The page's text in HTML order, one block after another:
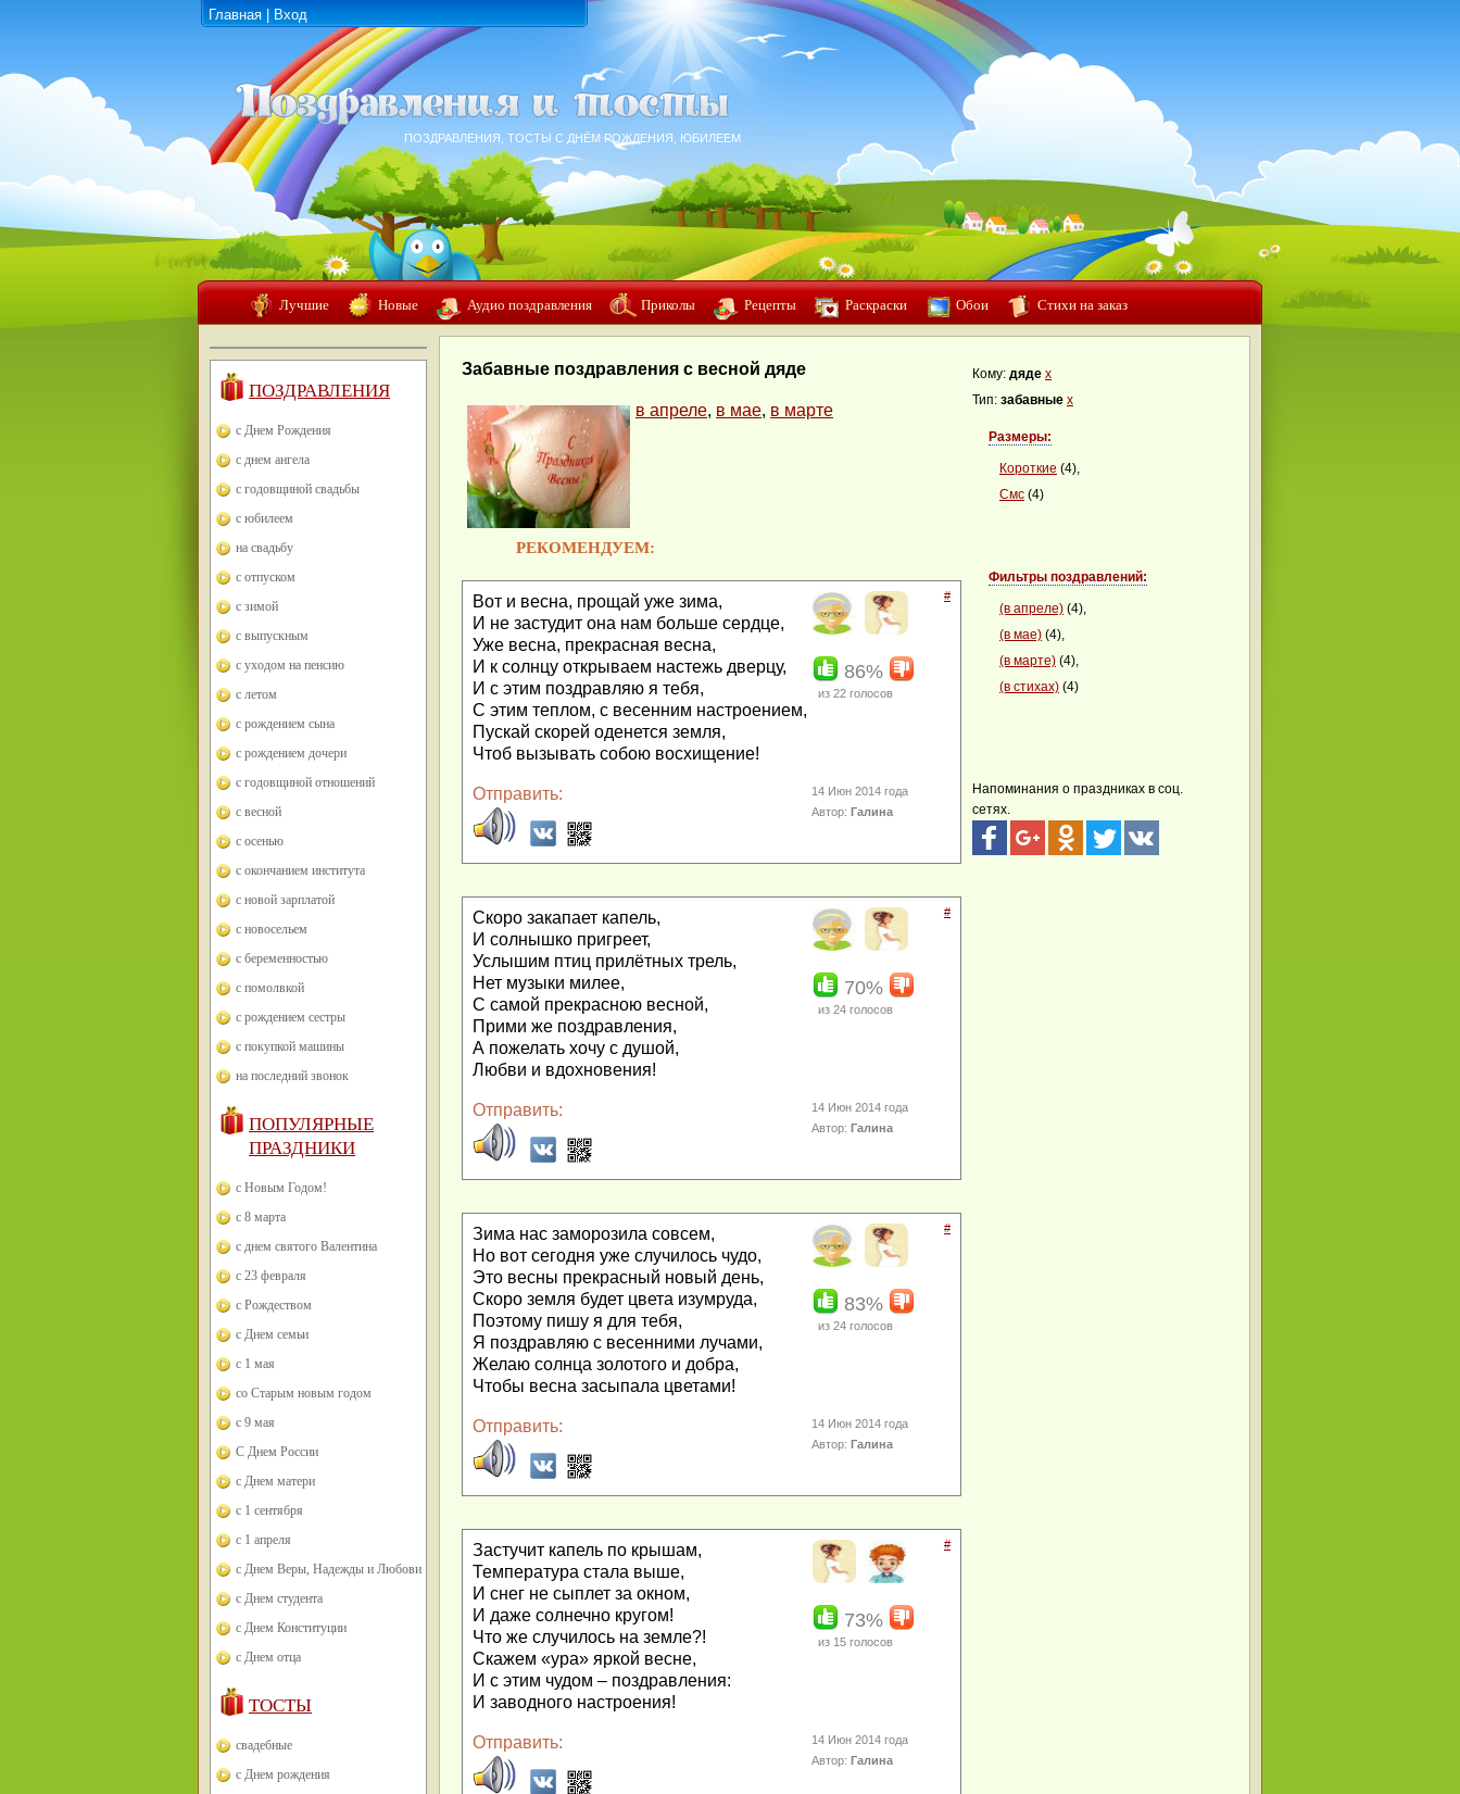
Главная Вход
ПОЗДРАВЛЕНИЯ, ТОСТЫ С ДНЁМ РОЖДЕНИЯ, ЮБИЛЕЕМ
Лучшие Новые Аудио поздравления Приколы Рецепты Раскраски Обои Стихи на заказ
ПОЗДРАВЛЕНИЯ
с Днем Рождения
с днем ангела
с годовщиной свадьбы
с юбилеем
на свадьбу
с отпуском
с зимой
с выпускным
с уходом на пенсию
с летом
с рождением сына
с рождением дочери
с годовщиной отношений
с весной
с осенью
с окончанием института
с новой зарплатой
с новосельем
с беременностью
с помолвкой
с рождением сестры
с покупкой машины
на последний звонок
ПОПУЛЯРНЫЕ
ПРАЗДНИКИ
с Новым Годом!
с 8 марта
с днем святого Валентина
с 23 февраля
с Рождеством
с Днем семьи
с 1 мая
со Старым новым годом
с 9 мая
С Днем России
с Днем матери
с 1 сентября
с 1 апреля
с Днем Веры, Надежды и Любови
с Днем студента
с Днем Конституции
с Днем отца
ТОСТЫ
свадебные
с Днем рождения
Забавные поздравления с весной дяде
в апреле, в мае, в марте
РЕКОМЕНДУЕМ:
Вот и весна, прощай уже зима,
И не застудит она нам больше сердце,
Уже весна, прекрасная весна,
И к солнцу открываем настежь дверцу,
И с этим поздравляю я тебя,
С этим теплом, с весенним настроением,
Пускай скорей оденется земля,
Чтоб вызывать собою восхищение!
#
86%
из 22 голосов
Отправить:
14 Июн 2014 года
Автор:Галина
Скоро закапает капель,
И солнышко пригреет,
Услышим птиц прилётных трель,
Нет музыки милее,
С самой прекрасною весной,
Прими же поздравления,
А пожелать хочу с душой,
Любви и вдохновения!
#
70%
из 24 голосов
Отправить:
14 Июн 2014 года
Автор:Галина
Зима нас заморозила совсем,
Но вот сегодня уже случилось чудо,
Это весны прекрасный новый день,
Скоро земля будет цвета изумруда,
Поэтому пишу я для тебя,
Я поздравляю с весенними лучами,
Желаю солнца золотого и добра,
Чтобы весна засыпала цветами!
#
83%
из 24 голосов
Отправить:
14 Июн 2014 года
Автор:Галина
Застучит капель по крышам,
Температура стала выше,
И снег не сыплет за окном,
И даже солнечно кругом!
Что же случилось на земле?!
Скажем «ура» яркой весне,
И с этим чудом – поздравления:
И заводного настроения!
#
73%
из 15 голосов
Отправить:
14 Июн 2014 года
Автор:Галина
Кому: дяде x
Тип: забавные x
Размеры:
Короткие (4),
Смс (4)
Фильтры поздравлений:
(в апреле) (4),
(в мае) (4),
(в марте) (4),
(в стихах) (4)
Напоминания о праздниках в соц.
сетях.